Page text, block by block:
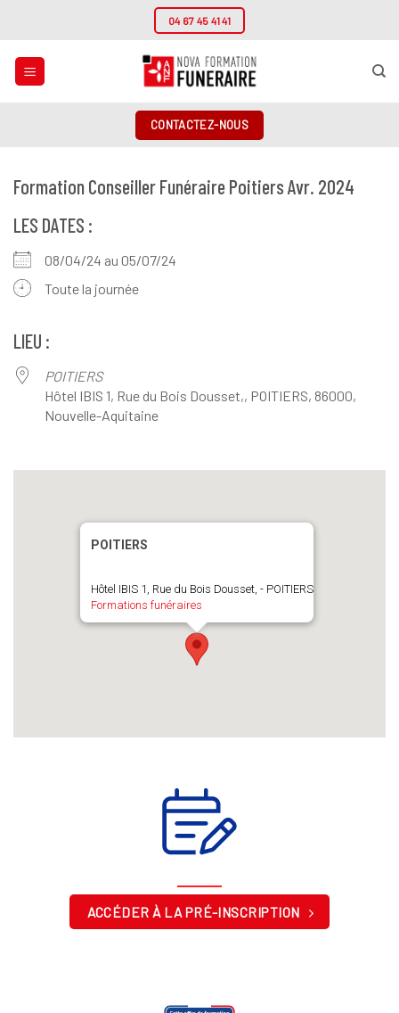
contenu
04 67 45 41 41
CONTACTEZ-NOUS
Formation Conseiller Funéraire Poitiers Avr. 2024
LES DATES :
08/04/24 au 05/07/24
Toute la journée
LIEU :
POITIERS
Hôtel IBIS 1, Rue du Bois Dousset,, POITIERS, 86000,
Nouvelle-Aquitaine
POITIERS
Hôtel IBIS 1, Rue du Bois Dousset, - POITIERS
Formations funéraires
ACCÉDER À LA PRÉ-INSCRIPTION